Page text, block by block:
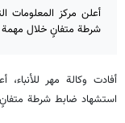
أعلن مركز المعلومات
شرطة متفانٍ خلال مهمة
أفادت وكالة مهر
استشهاد ضابط شرطة